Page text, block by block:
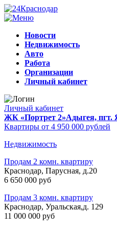
Новости
Недвижимость
Авто
Работа
Организации
Личный кабинет
Личный кабинет
ЖК «Портрет 2»Адыгея, пгт.
Квартиры от 4 950 000 рублей
Недвижимость
Продам 2 комн. квартиру
Краснодар, Парусная, д.20
6 650 000 руб
Продам 3 комн. квартиру
Краснодар, Уральская,д. 129
11 000 000 руб